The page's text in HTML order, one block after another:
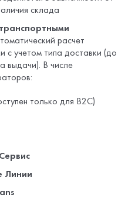
Линии
выбора собственной
он может вручную
портала стало для
шагом.